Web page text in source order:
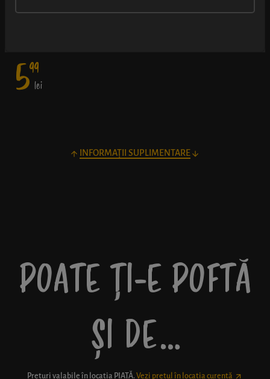
exces de ulei, elastic cât să nu se sfărâme când muști cu poftă, și
599
lei
INFORMAȚII SUPLIMENTARE
POATE ȚI-E POFTĂ
ȘI DE…
Prețuri valabile în locația PIAȚĂ. Vezi prețul în locația curentă